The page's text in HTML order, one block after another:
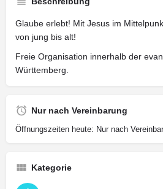
Glaube erlebt! Mit Jesus im
von jung bis alt!
Freie Organisation innerhalb der
Württemberg.
Nur nach Vereinbarung
Öffnungszeiten heute: Nur nach
Kategorie